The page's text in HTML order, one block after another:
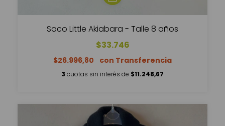
Saco Little Akiabara - Talle 8 años
$33.746
$26.996,80
3 cuotas sin interés de $11.248,67